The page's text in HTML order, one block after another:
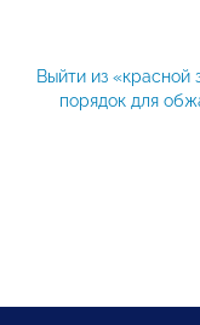
Выйти из «красной
порядок для